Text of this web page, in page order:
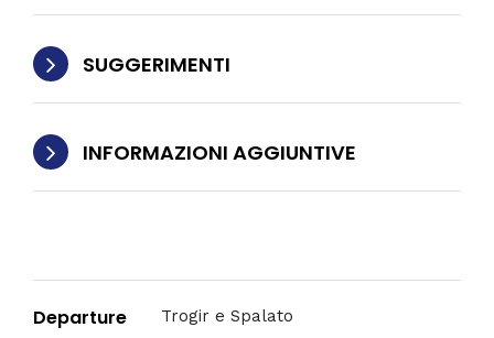
SUGGERIMENTI
INFORMAZIONI AGGIUNTIVE
Departure Trogir e Spalato